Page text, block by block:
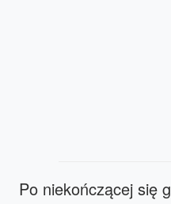
Po niekończącej się